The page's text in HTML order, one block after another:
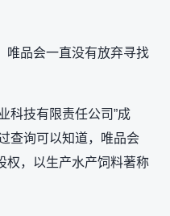
唯品会一直没有放弃寻找
科技有限责任公司”成
查询可以知道，唯品会
权，以生产水产饲料著称